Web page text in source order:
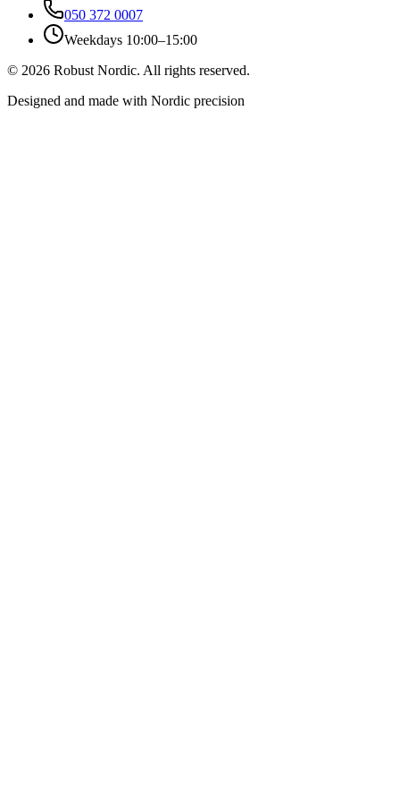
050 372 0007
Weekdays 10:00–15:00
© 2026 Robust Nordic. All rights reserved.
Designed and made with Nordic precision